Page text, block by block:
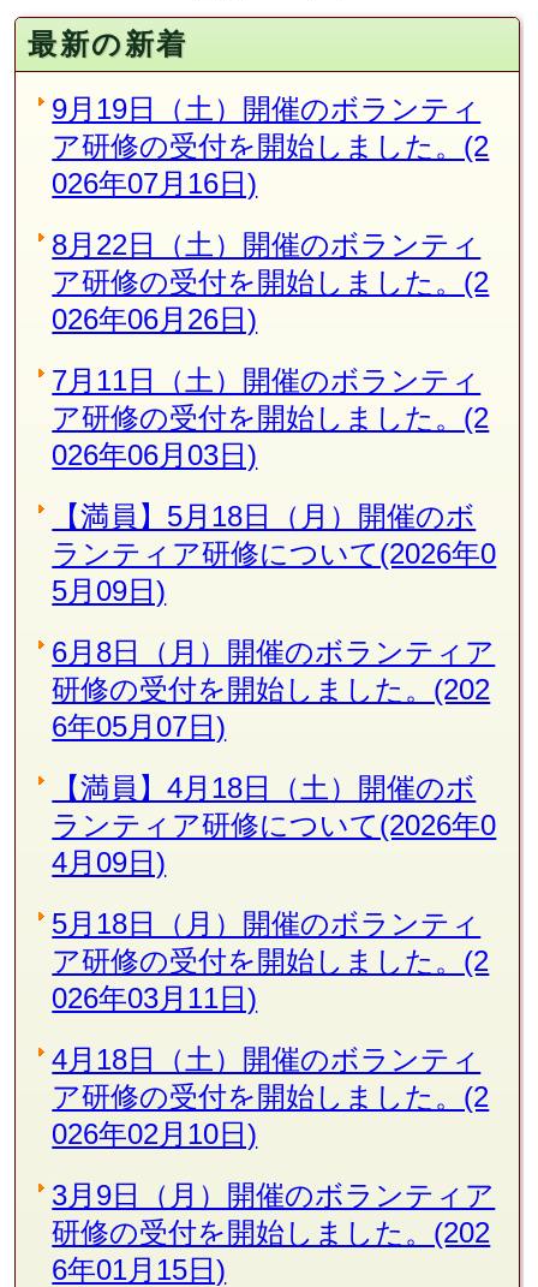
最新の新着
9月19日（土）開催のボランティ
ア研修の受付を開始しました。(2
026年07月16日)
8月22日（土）開催のボランティ
ア研修の受付を開始しました。(2
026年06月26日)
7月11日（土）開催のボランティ
ア研修の受付を開始しました。(2
026年06月03日)
【満員】5月18日（月）開催のボ
ランティア研修について(2026年0
5月09日)
6月8日（月）開催のボランティア
研修の受付を開始しました。(202
6年05月07日)
【満員】4月18日（土）開催のボ
ランティア研修について(2026年0
4月09日)
5月18日（月）開催のボランティ
ア研修の受付を開始しました。(2
026年03月11日)
4月18日（土）開催のボランティ
ア研修の受付を開始しました。(2
026年02月10日)
3月9日（月）開催のボランティア
研修の受付を開始しました。(202
6年01月15日)